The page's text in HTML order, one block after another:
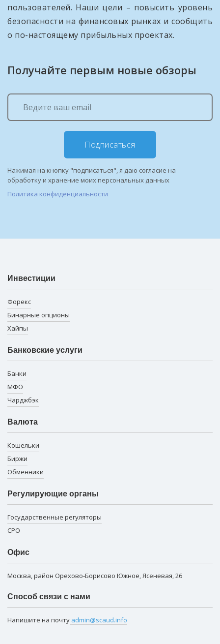
пользователей. Наши цели – повысить уровень
безопасности на финансовых рынках и сообщить
о по-настоящему прибыльных проектах.
Получайте первым новые обзоры
Подписаться
Нажимая на кнопку "подписаться", я даю согласие на
обработку и хранение моих персональных данных
Политика конфиденциальности
Инвестиции
Форекс
Бинарные опционы
Хайпы
Банковские услуги
Банки
МФО
Чарджбэк
Валюта
Кошельки
Биржи
Обменники
Регулирующие органы
Государственные регуляторы
СРО
Офис
Москва, район Орехово-Борисово Южное, Ясеневая, 26
Способ связи с нами
Напишите на почту admin@scaud.info